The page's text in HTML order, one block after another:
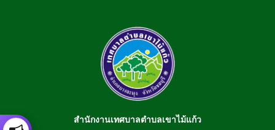
สำนักงานเทศบาลตำบลเขาไม้แก้ว